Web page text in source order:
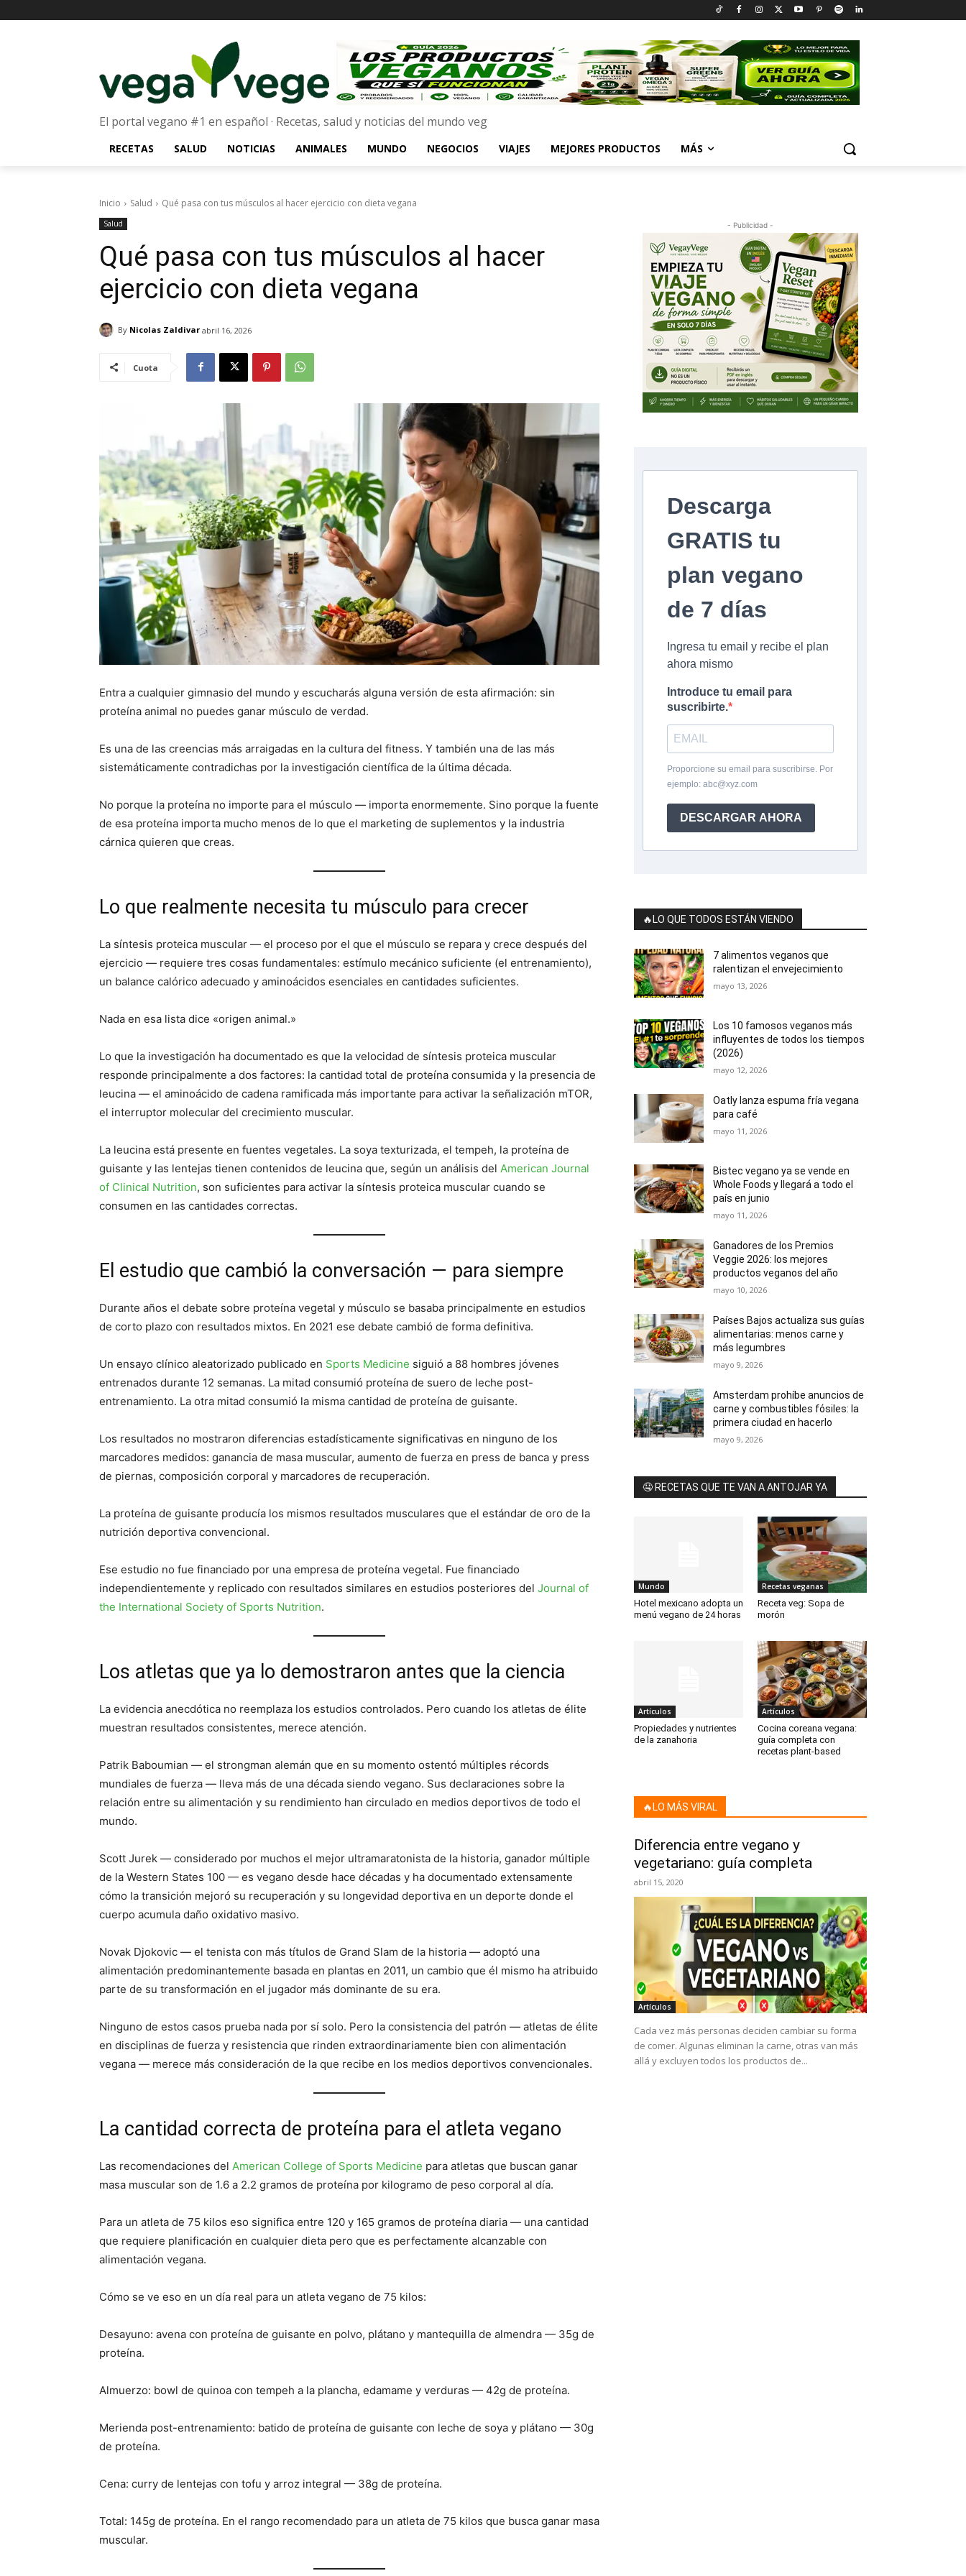
El portal vegano #1 en español · Recetas, salud y noticias del mundo veg
RECETAS SALUD NOTICIAS ANIMALES MUNDO NEGOCIOS VIAJES MEJORES PRODUCTOS MÁS
Inicio Salud Qué pasa con tus músculos al hacer ejercicio con dieta vegana
Salud
Qué pasa con tus músculos al hacer
ejercicio con dieta vegana
By Nicolas Zaldivar abril 16, 2026
Cuota
Entra a cualquier gimnasio del mundo y escucharás alguna versión de esta afirmación: sin
proteína animal no puedes ganar músculo de verdad.
Es una de las creencias más arraigadas en la cultura del fitness. Y también una de las más
sistemáticamente contradichas por la investigación científica de la última década.
No porque la proteína no importe para el músculo — importa enormemente. Sino porque la fuente
de esa proteína importa mucho menos de lo que el marketing de suplementos y la industria
cárnica quieren que creas.
Lo que realmente necesita tu músculo para crecer
La síntesis proteica muscular — el proceso por el que el músculo se repara y crece después del
ejercicio — requiere tres cosas fundamentales: estímulo mecánico suficiente (el entrenamiento),
un balance calórico adecuado y aminoácidos esenciales en cantidades suficientes.
Nada en esa lista dice «origen animal.»
Lo que la investigación ha documentado es que la velocidad de síntesis proteica muscular
responde principalmente a dos factores: la cantidad total de proteína consumida y la presencia de
leucina — el aminoácido de cadena ramificada más importante para activar la señalización mTOR,
el interruptor molecular del crecimiento muscular.
La leucina está presente en fuentes vegetales. La soya texturizada, el tempeh, la proteína de
guisante y las lentejas tienen contenidos de leucina que, según un análisis del American Journal
of Clinical Nutrition, son suficientes para activar la síntesis proteica muscular cuando se
consumen en las cantidades correctas.
El estudio que cambió la conversación — para siempre
Durante años el debate sobre proteína vegetal y músculo se basaba principalmente en estudios
de corto plazo con resultados mixtos. En 2021 ese debate cambió de forma definitiva.
Un ensayo clínico aleatorizado publicado en Sports Medicine siguió a 88 hombres jóvenes
entrenados durante 12 semanas. La mitad consumió proteína de suero de leche post-
entrenamiento. La otra mitad consumió la misma cantidad de proteína de guisante.
Los resultados no mostraron diferencias estadísticamente significativas en ninguno de los
marcadores medidos: ganancia de masa muscular, aumento de fuerza en press de banca y press
de piernas, composición corporal y marcadores de recuperación.
La proteína de guisante producía los mismos resultados musculares que el estándar de oro de la
nutrición deportiva convencional.
Ese estudio no fue financiado por una empresa de proteína vegetal. Fue financiado
independientemente y replicado con resultados similares en estudios posteriores del Journal of
the International Society of Sports Nutrition.
Los atletas que ya lo demostraron antes que la ciencia
La evidencia anecdótica no reemplaza los estudios controlados. Pero cuando los atletas de élite
muestran resultados consistentes, merece atención.
Patrik Baboumian — el strongman alemán que en su momento ostentó múltiples récords
mundiales de fuerza — lleva más de una década siendo vegano. Sus declaraciones sobre la
relación entre su alimentación y su rendimiento han circulado en medios deportivos de todo el
mundo.
Scott Jurek — considerado por muchos el mejor ultramaratonista de la historia, ganador múltiple
de la Western States 100 — es vegano desde hace décadas y ha documentado extensamente
cómo la transición mejoró su recuperación y su longevidad deportiva en un deporte donde el
cuerpo acumula daño oxidativo masivo.
Novak Djokovic — el tenista con más títulos de Grand Slam de la historia — adoptó una
alimentación predominantemente basada en plantas en 2011, un cambio que él mismo ha atribuido
parte de su transformación en el jugador más dominante de su era.
Ninguno de estos casos prueba nada por sí solo. Pero la consistencia del patrón — atletas de élite
en disciplinas de fuerza y resistencia que rinden extraordinariamente bien con alimentación
vegana — merece más consideración de la que recibe en los medios deportivos convencionales.
La cantidad correcta de proteína para el atleta vegano
Las recomendaciones del American College of Sports Medicine para atletas que buscan ganar
masa muscular son de 1.6 a 2.2 gramos de proteína por kilogramo de peso corporal al día.
Para un atleta de 75 kilos eso significa entre 120 y 165 gramos de proteína diaria — una cantidad
que requiere planificación en cualquier dieta pero que es perfectamente alcanzable con
alimentación vegana.
Cómo se ve eso en un día real para un atleta vegano de 75 kilos:
Desayuno: avena con proteína de guisante en polvo, plátano y mantequilla de almendra — 35g de
proteína.
Almuerzo: bowl de quinoa con tempeh a la plancha, edamame y verduras — 42g de proteína.
Merienda post-entrenamiento: batido de proteína de guisante con leche de soya y plátano — 30g
de proteína.
Cena: curry de lentejas con tofu y arroz integral — 38g de proteína.
Total: 145g de proteína. En el rango recomendado para un atleta de 75 kilos que busca ganar masa
muscular.
- Publicidad -
Descarga
GRATIS tu
plan vegano
de 7 días
Ingresa tu email y recibe el plan
ahora mismo
Introduce tu email para
suscribirte.
Proporcione su email para suscribirse. Por
ejemplo: abc@xyz.com
DESCARGAR AHORA
🔥LO QUE TODOS ESTÁN VIENDO
7 alimentos veganos que
ralentizan el envejecimiento
mayo 13, 2026
Los 10 famosos veganos más
influyentes de todos los tiempos
(2026)
mayo 12, 2026
Oatly lanza espuma fría vegana
para café
mayo 11, 2026
Bistec vegano ya se vende en
Whole Foods y llegará a todo el
país en junio
mayo 11, 2026
Ganadores de los Premios
Veggie 2026: los mejores
productos veganos del año
mayo 10, 2026
Países Bajos actualiza sus guías
alimentarias: menos carne y
más legumbres
mayo 9, 2026
Amsterdam prohíbe anuncios de
carne y combustibles fósiles: la
primera ciudad en hacerlo
mayo 9, 2026
🤤 RECETAS QUE TE VAN A ANTOJAR YA
Mundo
Hotel mexicano adopta un
menú vegano de 24 horas
Recetas veganas
Receta veg: Sopa de
morón
Artículos
Propiedades y nutrientes
de la zanahoria
Artículos
Cocina coreana vegana:
guía completa con
recetas plant-based
🔥LO MÁS VIRAL
Diferencia entre vegano y
vegetariano: guía completa
abril 15, 2020
Artículos
Cada vez más personas deciden cambiar su forma
de comer. Algunas eliminan la carne, otras van más
allá y excluyen todos los productos de...